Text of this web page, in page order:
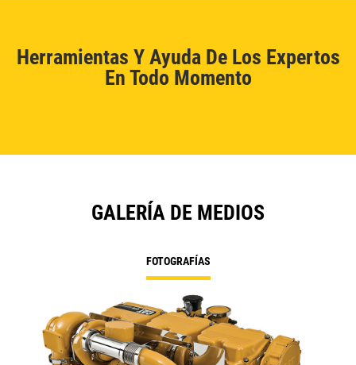
Herramientas Y Ayuda De Los Expertos
En Todo Momento
GALERÍA DE MEDIOS
FOTOGRAFÍAS